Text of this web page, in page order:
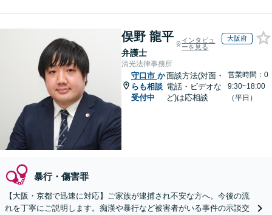
俣野 龍平
弁護士
インタビュ
ーを見る
大阪府
清光法律事務所
守口市 か
らも相談
受付中
面談方法(対面・
電話・ビデオな
ど)は応相談
営業時間：0
9:30~18:00
（平日）
暴行・傷害罪
【大阪・京都で迅速に対応】ご家族が逮捕され不安な方へ。今後の流
れを丁寧にご説明します。痴漢や暴行など被害者がいる事件の示談交